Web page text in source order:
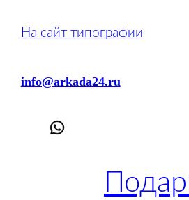
На сайт типографии
info@arkada24.ru